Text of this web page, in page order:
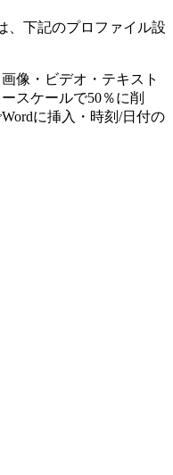
、下記のプロファイル設
像・ビデオ・テキスト
スケールで50％に削
に挿入・時刻/日付の